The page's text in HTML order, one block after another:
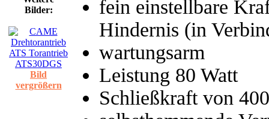
Bilder:
Bild
vergrößern
fein einstellbare
Hindernis (in
wartungsarm
Leistung 80 Watt
Schließkraft von